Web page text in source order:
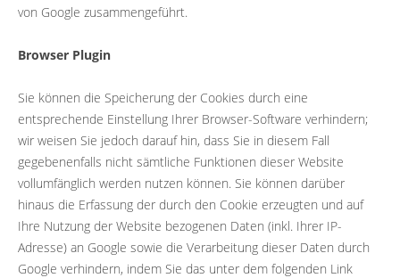
von Google zusammengeführt.
Browser Plugin
Sie können die Speicherung der Cookies durch eine
entsprechende Einstellung Ihrer Browser-Software verhindern;
wir weisen Sie jedoch darauf hin, dass Sie in diesem Fall
gegebenenfalls nicht sämtliche Funktionen dieser Website
vollumfänglich werden nutzen können. Sie können darüber
hinaus die Erfassung der durch den Cookie erzeugten und auf
Ihre Nutzung der Website bezogenen Daten (inkl. Ihrer IP-
Adresse) an Google sowie die Verarbeitung dieser Daten durch
Google verhindern, indem Sie das unter dem folgenden Link